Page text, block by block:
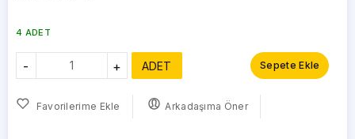
4 ADET
- + ADET Sepete Ekle
Favorilerime Ekle Arkadaşıma Öner